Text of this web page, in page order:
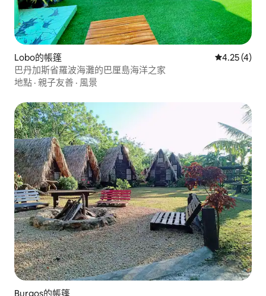
Lobo的帳篷 從 4 則評價
4.25 (4)
巴丹加斯省羅波海灘的巴厘島海洋之家
地點 · 親子友善 · 風景
Burgos的帳篷